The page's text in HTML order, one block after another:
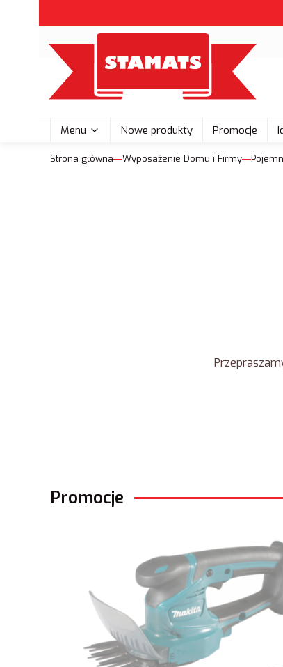
Menu Nowe produkty Promocje
Strona główna Wyposażenie Domu i Firmy
Promocje